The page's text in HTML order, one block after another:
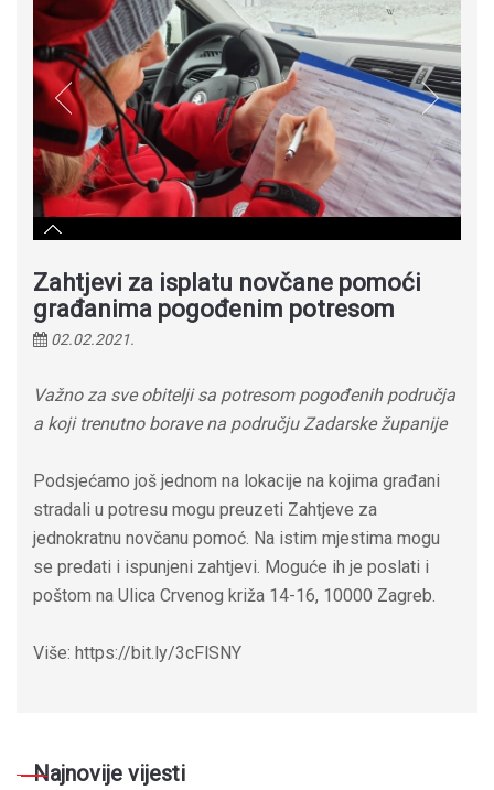
Zahtjevi za isplatu novčane pomoći
građanima pogođenim potresom
02.02.2021.
Važno za sve obitelji sa potresom pogođenih područja
a koji trenutno borave na području Zadarske županije
Podsjećamo još jednom na lokacije na kojima građani
stradali u potresu mogu preuzeti Zahtjeve za
jednokratnu novčanu pomoć. Na istim mjestima mogu
se predati i ispunjeni zahtjevi. Moguće ih je poslati i
poštom na Ulica Crvenog križa 14-16, 10000 Zagreb.
Više: https://bit.ly/3cFlSNY
Najnovije vijesti